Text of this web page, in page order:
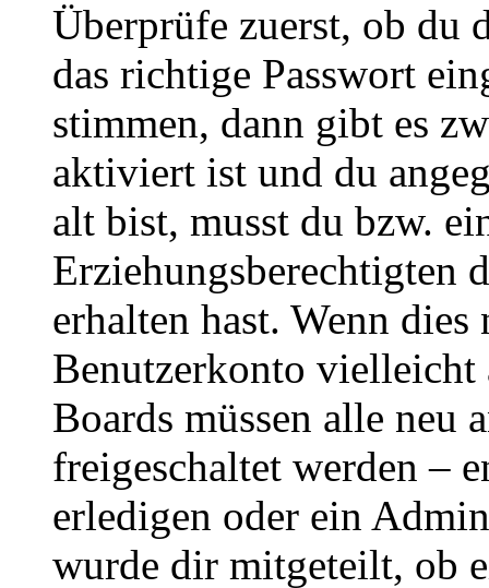
Überprüfe zuerst, ob du
das richtige Passwort
stimmen, dann gibt es
aktiviert ist und du
alt bist, musst du bzw.
Erziehungsberechtigten
erhalten hast. Wenn
Benutzerkonto
Boards müssen alle neu
freigeschaltet werden –
erledigen oder ein
wurde dir mitgeteilt, ob